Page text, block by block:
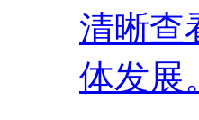
清晰查
体发展